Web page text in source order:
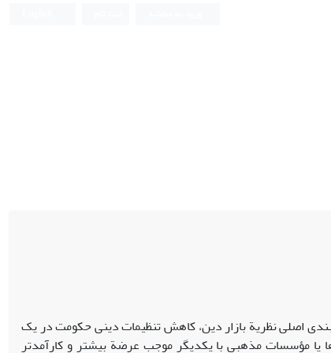
اصلی نظریة بازار دین، کاهش تنظیمات دینی حکومت در یک
مؤسسات مذهبی با یکدیگر موجب عرضة بیشتر و کارآمدتر